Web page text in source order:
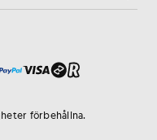
förbehållna.